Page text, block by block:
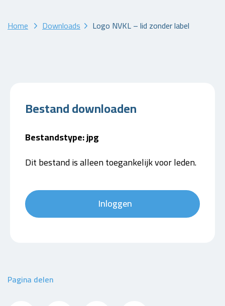
Home Downloads Logo NVKL – lid zonder label
Bestand downloaden
Bestandstype: jpg
Dit bestand is alleen toegankelijk voor leden.
Inloggen
Pagina delen